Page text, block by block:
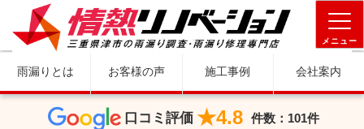
メニュー
雨漏りとは お客様の声 施工事例 会社案内
口コミ評価 ★4.8 件数：101件